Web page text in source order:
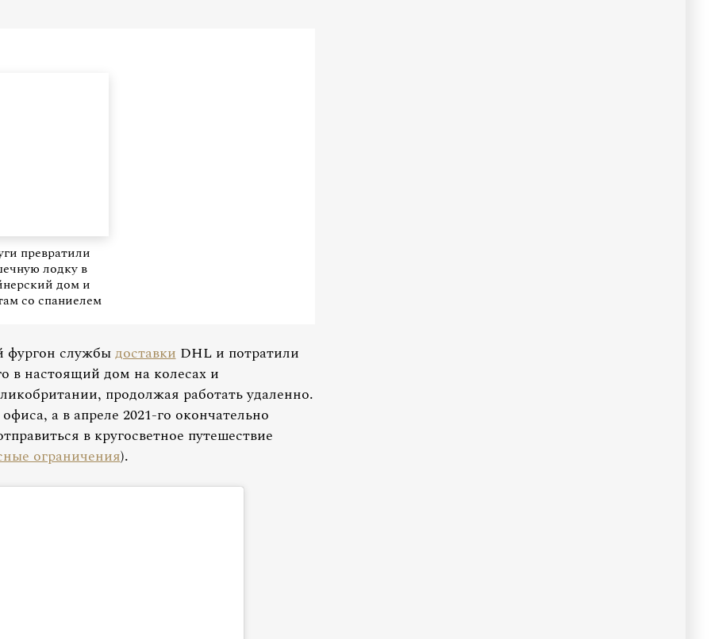
превратили
лодку в
дом и
со спаниелем
фургон службыдоставкиDHL и потратили
в настоящий дом на колесах и
продолжая работать удаленно.
а в апреле 2021-го окончательно
в кругосветное путешествие
ограничения).